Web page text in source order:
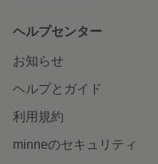
ヘルプセンター
お知らせ
ヘルプとガイド
利用規約
minneのセキュリティ